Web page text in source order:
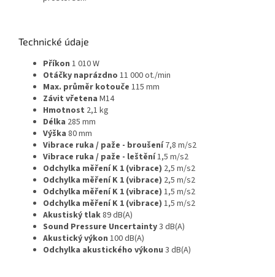
Technické údaje
Příkon 1 010 W
Otáčky naprázdno 11 000 ot./min
Max. průměr kotouče 115 mm
Závit vřetena M14
Hmotnost 2,1 kg
Délka 285 mm
Výška 80 mm
Vibrace ruka / paže - broušení7,8 m/s2
Vibrace ruka / paže - leštění1,5 m/s2
Odchylka měření K 1 (vibrace) 2,5 m/s2
Odchylka měření K 1 (vibrace) 2,5 m/s2
Odchylka měření K 1 (vibrace) 1,5 m/s2
Odchylka měření K 1 (vibrace) 1,5 m/s2
Akustiský tlak89 dB(A)
Sound Pressure Uncertainty3 dB(A)
Akustický výkon 100 dB(A)
Odchylka akustického výkonu 3 dB(A)